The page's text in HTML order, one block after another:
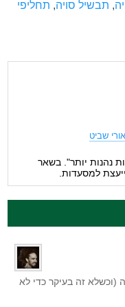
, תבשיל סויה, תחליפי
שביט
נהנות יותר". בשאר
למסעדות.
זה בעיקר כדי לא